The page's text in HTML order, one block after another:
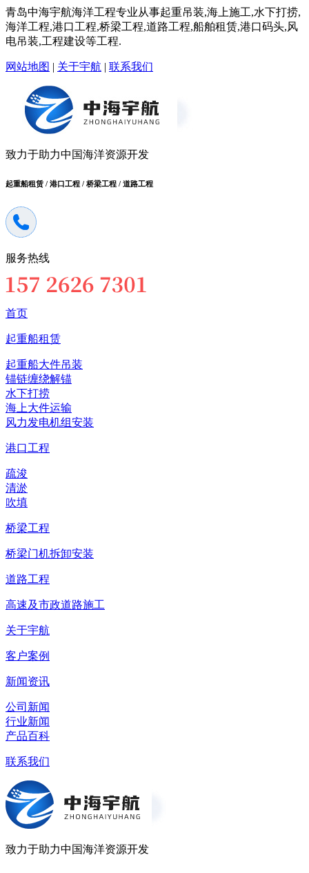
青岛中海宇航海洋工程专业从事起重吊装,海上施工,水下打捞,
海洋工程,港口工程,桥梁工程,道路工程,船舶租赁,港口码头,风
电吊装,工程建设等工程.
网站地图 | 关于宇航 | 联系我们
致力于助力中国海洋资源开发
起重船租赁 / 港口工程 / 桥梁工程 / 道路工程
服务热线
首页
起重船租赁
起重船大件吊装
锚链缠绕解锚
水下打捞
海上大件运输
风力发电机组安装
港口工程
疏浚
清淤
吹填
桥梁工程
桥梁门机拆卸安装
道路工程
高速及市政道路施工
关于宇航
客户案例
新闻资讯
公司新闻
行业新闻
产品百科
联系我们
致力于助力中国海洋资源开发